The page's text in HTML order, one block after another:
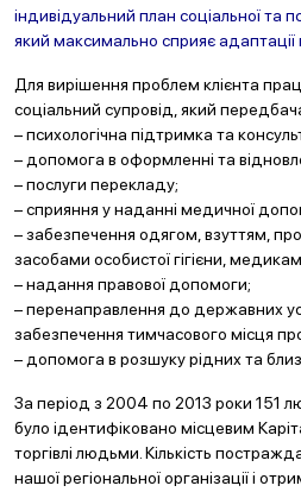
індивідуальний план соціальної та
який максимально сприяє адаптації
Для вирішення проблем клієнта
соціальний супровід, який
– психологічна підтримка та
– допомога в оформленні та
– послуги перекладу;
– сприяння у наданні медичної
– забезпечення одягом, взуттям,
засобами особистої гігієни,
– надання правової допомоги;
– перенаправлення до державних
забезпечення тимчасового місця
– допомога в розшуку рідних та
За період з 2004 по 2013 роки 151
було ідентифіковано місцевим
торгівлі людьми. Кількість
нашої регіональної організації і